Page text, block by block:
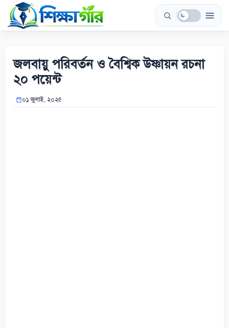
Skip
content
জলবায়ু পরিবর্তন ও বৈশ্বিক উষ্ণায়ন রচনা
২০ পয়েন্ট
০১ জুলাই, ২০২৫